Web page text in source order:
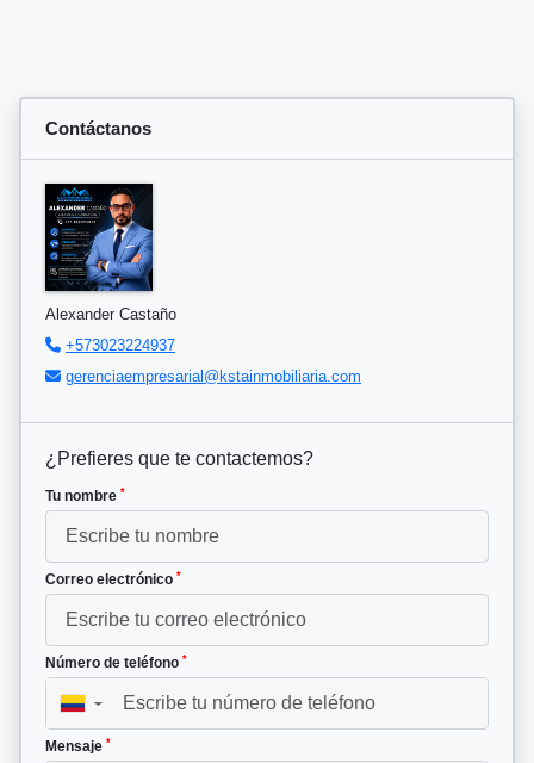
Contáctanos
Alexander Castaño
+573023224937
gerenciaempresarial@kstainmobiliaria.com
¿Prefieres que te contactemos?
Tu nombre *
Correo electrónico *
Número de teléfono *
▼
Mensaje *